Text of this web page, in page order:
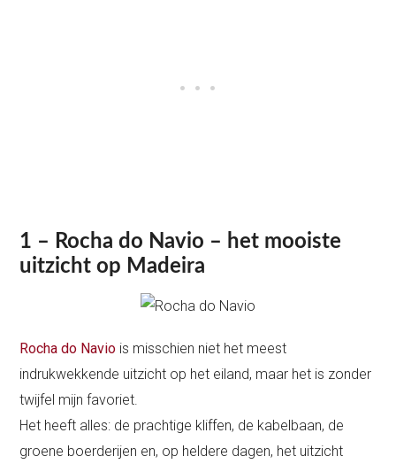
1 – Rocha do Navio – het mooiste
uitzicht op Madeira
Rocha do Navio is misschien niet het meest
indrukwekkende uitzicht op het eiland, maar het is zonder
twijfel mijn favoriet.
Het heeft alles: de prachtige kliffen, de kabelbaan, de
groene boerderijen en, op heldere dagen, het uitzicht